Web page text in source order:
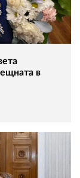
в